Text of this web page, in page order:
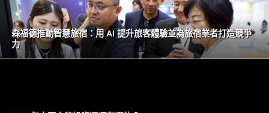
森福德推動智慧旅宿：用 AI 提升旅客體驗並為旅宿業者打造競爭
力